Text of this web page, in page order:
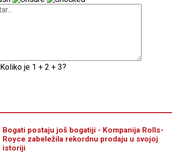
Koliko je 1 + 2 + 3?
Bogati postaju još bogatiji - Kompanija Rolls-
Royce zabeležila rekordnu prodaju u svojoj
istoriji